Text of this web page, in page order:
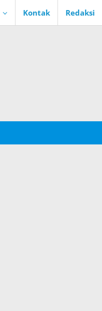
Kontak Redaksi